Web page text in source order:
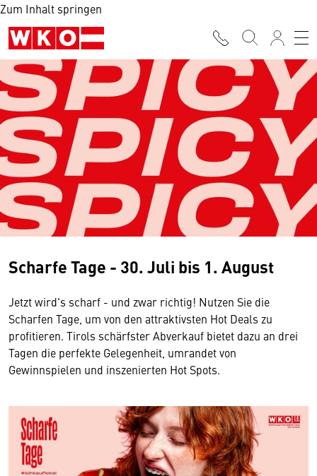
Zum Inhalt springen
Scharfe Tage - 30. Juli bis 1. August
Jetzt wird's scharf - und zwar richtig! Nutzen Sie die
Scharfen Tage, um von den attraktivsten Hot Deals zu
profitieren. Tirols schärfster Abverkauf bietet dazu an drei
Tagen die perfekte Gelegenheit, umrandet von
Gewinnspielen und inszenierten Hot Spots.